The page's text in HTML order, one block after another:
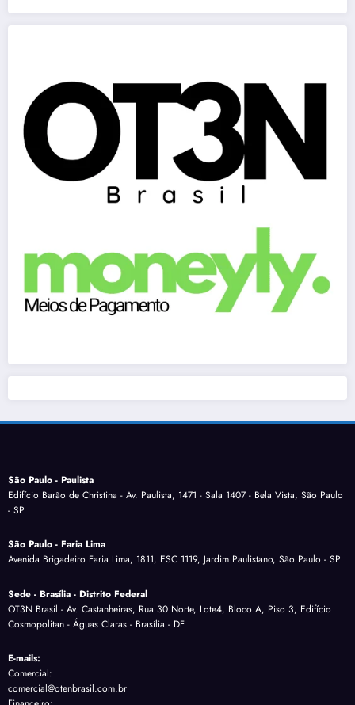
São Paulo - Paulista
Edifício Barão de Christina - Av. Paulista, 1471 - Sala 1407 - Bela Vista, São Paulo
- SP
São Paulo - Faria Lima
Avenida Brigadeiro Faria Lima, 1811, ESC 1119, Jardim Paulistano, São Paulo - SP
Sede - Brasília - Distrito Federal
OT3N Brasil - Av. Castanheiras, Rua 30 Norte, Lote4, Bloco A, Piso 3, Edifício
Cosmopolitan - Águas Claras - Brasília - DF
E-mails:
Comercial:
comercial@otenbrasil.com.br